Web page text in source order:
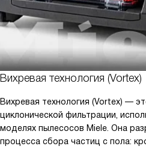
Вихревая технология (Vortex)
Вихревая технология (Vortex) —
циклонической фильтрации,
моделях пылесосов Miele. Она
процесса сбора частиц с пола: